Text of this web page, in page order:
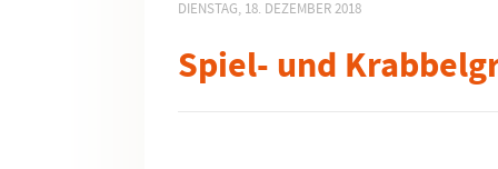
DIENSTAG, 18. DEZEMBER 2018
Spiel- und